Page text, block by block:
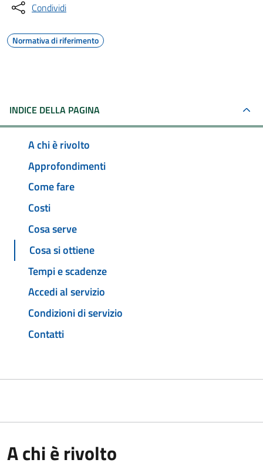
Condividi
Normativa di riferimento
INDICE DELLA PAGINA
A chi è rivolto
Approfondimenti
Come fare
Costi
Cosa serve
Cosa si ottiene
Tempi e scadenze
Accedi al servizio
Condizioni di servizio
Contatti
A chi è rivolto